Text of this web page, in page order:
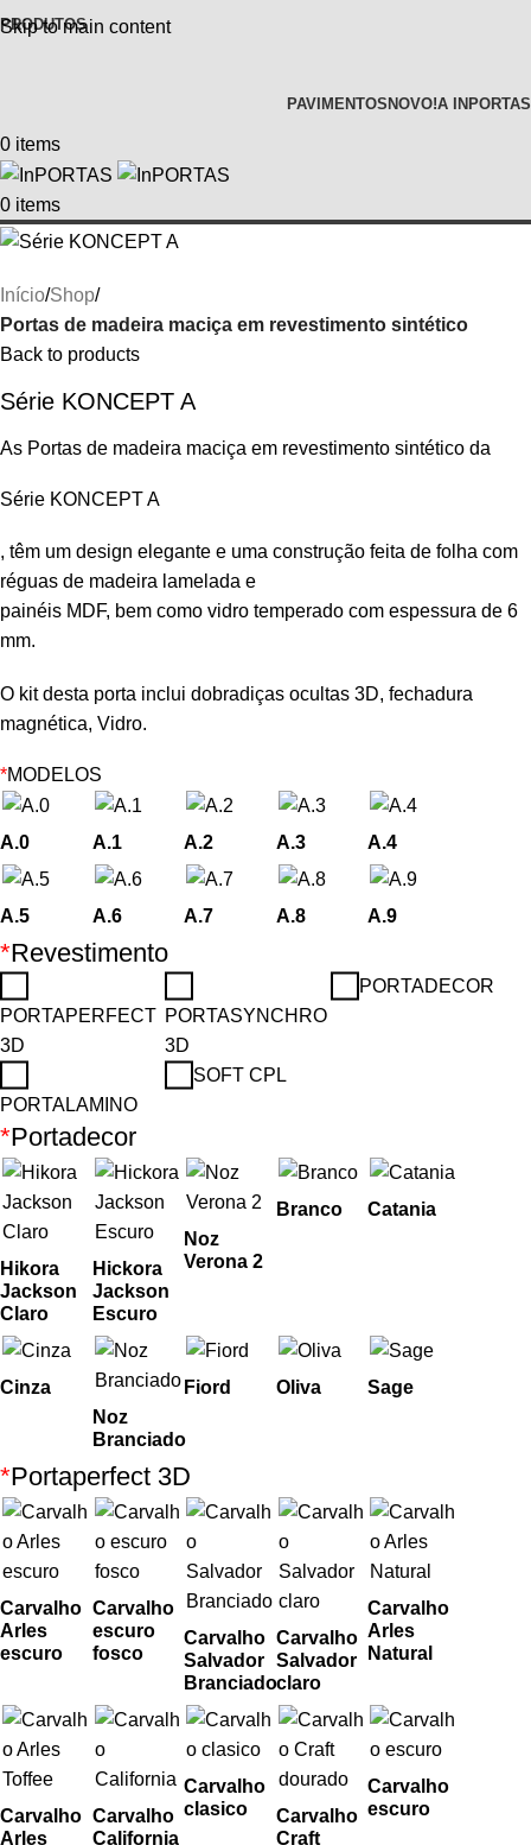
Skip to main content
PRODUTOS
PAVIMENTOS NOVO!A INPORTAS
0 items
0 items
Início Shop
Portas de madeira maciça em revestimento sintético
Back to products
Série KONCEPT A
As Portas de madeira maciça em revestimento sintético da
Série KONCEPT A
, têm um design elegante e uma construção feita de folha com
réguas de madeira lamelada e
painéis MDF, bem como vidro temperado com espessura de 6
mm.
O kit desta porta inclui dobradiças ocultas 3D, fechadura
magnética, Vidro.
*MODELOS
A.0 A.1 A.2 A.3 A.4
A.5 A.6 A.7 A.8 A.9
*Revestimento
PORTAPERFECT
3D
PORTASYNCHRO
3D
PORTADECOR
PORTALAMINO
SOFT CPL
*Portadecor
Hikora
Jackson
Claro
Hickora
Jackson
Escuro
Noz
Verona 2
Branco Catania
Cinza
Noz
Branciado
Fiord Oliva Sage
*Portaperfect 3D
Carvalho
Arles
escuro
Carvalho
escuro
fosco
Carvalho
Salvador
Branciado
Carvalho
Salvador
claro
Carvalho
Arles
Natural
Carvalho
Arles
Carvalho
California
Carvalho
clasico
Carvalho
Craft
Carvalho
escuro